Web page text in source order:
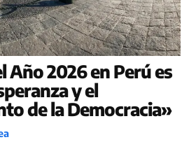
Año 2026 en Perú es
y el
de la Democracia»